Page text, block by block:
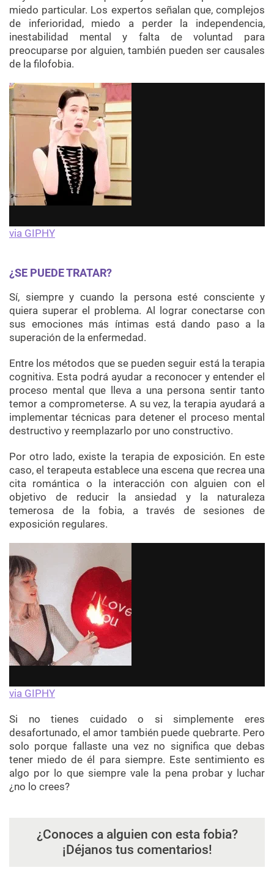
miedo particular. Los expertos señalan que, complejos
de inferioridad, miedo a perder la independencia,
inestabilidad mental y falta de voluntad para
preocuparse por alguien, también pueden ser causales
de la filofobia.
via GIPHY
¿SE PUEDE TRATAR?
Sí, siempre y cuando la persona esté consciente y
quiera superar el problema. Al lograr conectarse con
sus emociones más íntimas está dando paso a la
superación de la enfermedad.
Entre los métodos que se pueden seguir está la terapia
cognitiva. Esta podrá ayudar a reconocer y entender el
proceso mental que lleva a una persona sentir tanto
temor a comprometerse. A su vez, la terapia ayudará a
implementar técnicas para detener el proceso mental
destructivo y reemplazarlo por uno constructivo.
Por otro lado, existe la terapia de exposición. En este
caso, el terapeuta establece una escena que recrea una
cita romántica o la interacción con alguien con el
objetivo de reducir la ansiedad y la naturaleza
temerosa de la fobia, a través de sesiones de
exposición regulares.
via GIPHY
Si no tienes cuidado o si simplemente eres
desafortunado, el amor también puede quebrarte. Pero
solo porque fallaste una vez no significa que debas
tener miedo de él para siempre. Este sentimiento es
algo por lo que siempre vale la pena probar y luchar
¿no lo crees?
¿Conoces a alguien con esta fobia?
¡Déjanos tus comentarios!